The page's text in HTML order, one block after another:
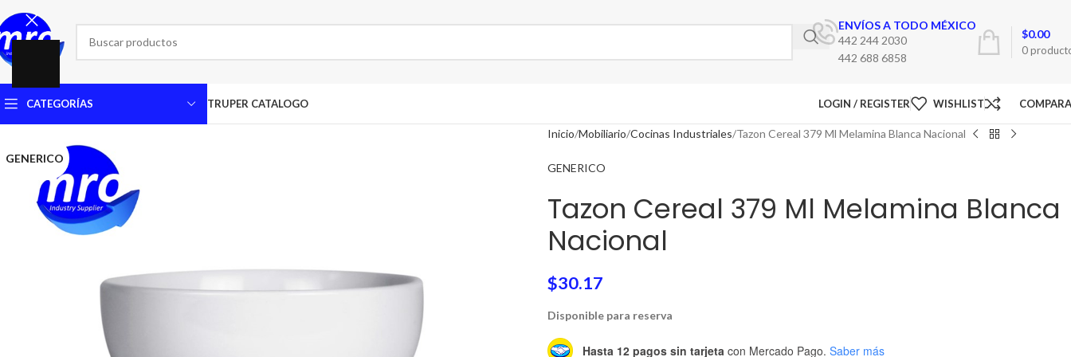
ENVÍOS A TODO MÉXICO
442 244 2030
442 688 6858
0
$0.00
CATEGORÍAS TRUPER CATALOGO LOGIN / REGISTER WISHLIST
GENERICO
Inicio Mobiliario Cocinas Industriales Tazon Cereal 379 Ml Melamina Blanca Nacional
GENERICO
Tazon Cereal 379 Ml Melamina Blanca
Nacional
$30.17
Disponible para reserva
Hasta 12 pagos sin tarjeta con Mercado Pago. Saber más